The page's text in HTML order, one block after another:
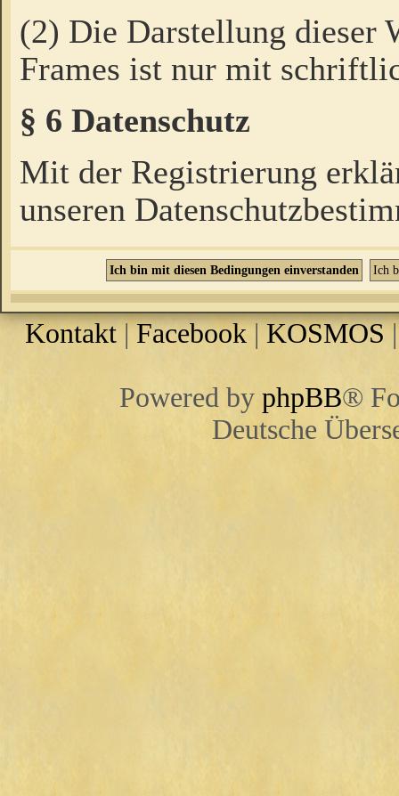
(2) Die Darstellung dieser
Frames ist nur mit
§ 6 Datenschutz
Mit der Registrierung
unseren
Kontakt |Facebook | KOSMOS
Powered by phpBB®
Deutsche